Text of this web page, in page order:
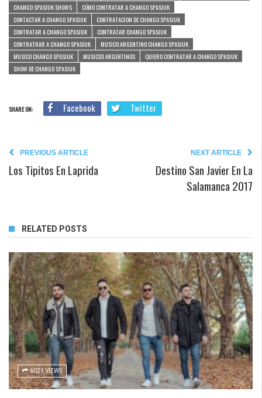
CHANGO SPASIUK SHOWS
CÓMO CONTRATAR A CHANGO SPASIUK
CONTACTAR A CHANGO SPASIUK
CONTRATACION DE CHANGO SPASIUK
CONTRATAR A CHANGO SPASIUK
CONTRATAR CHANGO SPASIUK
CONTRATRAR A CHANGO SPASIUK
MUSICO ARGENTINO CHANGO SPASIUK
MUSICO CHANGO SPASIUK
MUSICOS ARGENTINOS
QUIERO CONTRATAR A CHANGO SPASIUK
SHOW DE CHANGO SPASIUK
SHARE ON: Facebook Twitter
PREVIOUS ARTICLE
Los Tipitos En Laprida
NEXT ARTICLE
Destino San Javier En La
Salamanca 2017
RELATED POSTS
6021 VIEWS